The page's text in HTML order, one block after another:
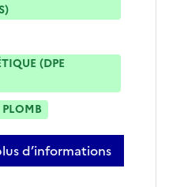
(DPE
PLOMB
d’informations
viel